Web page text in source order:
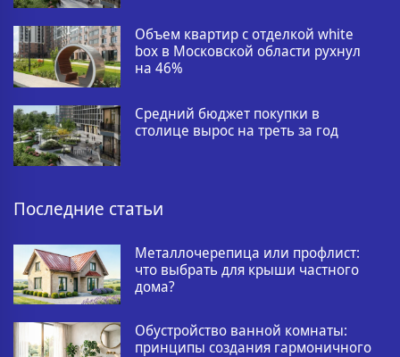
Объем квартир с отделкой white
box в Московской области рухнул
на 46%
Средний бюджет покупки в
столице вырос на треть за год
Последние статьи
Металлочерепица или профлист:
что выбрать для крыши частного
дома?
Обустройство ванной комнаты:
принципы создания гармоничного